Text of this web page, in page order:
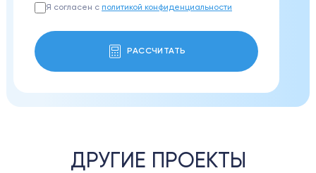
Я согласен с политикой конфиденциальности
РАССЧИТАТЬ
ДРУГИЕ ПРОЕКТЫ